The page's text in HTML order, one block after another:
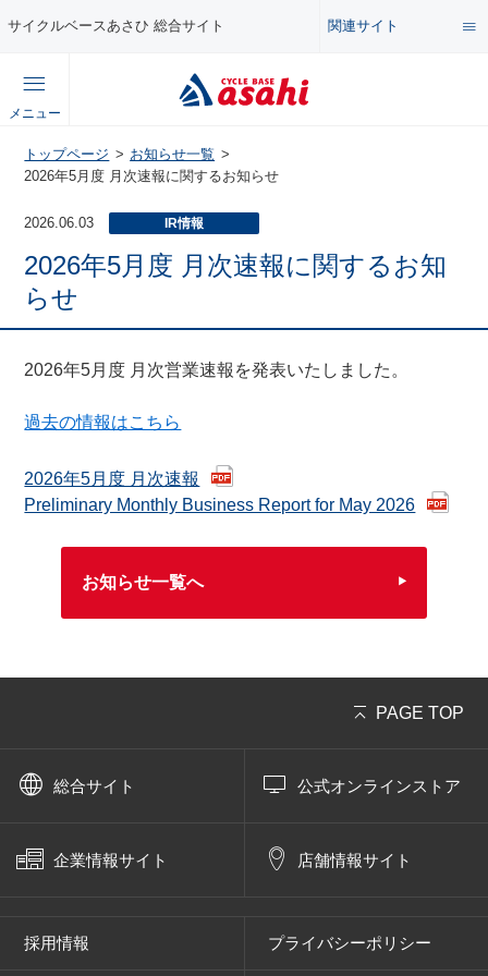
サイクルベースあさひ 総合サイト 関連サイト
総合サイト
公式オンラインストア
企業情報サイト
店舗情報サイト
メニュー
コンテンツ
特集・イベント
自転車・パーツの使い方・選び方
自転車の楽しみ方
ぶろぐ・で・あさひ
【提携店受取り】ネットで注文、お店で受取り
トップページ
お知らせ一覧
2026年5月度 月次速報に関するお知らせ
2026.06.03 IR情報
2026年5月度 月次速報に関するお知
らせ
2026年5月度 月次営業速報を発表いたしました。
過去の情報はこちら
2026年5月度 月次速報
Preliminary Monthly Business Report for May 2026
お知らせ一覧へ
PAGE TOP
総合サイト 公式オンラインストア
企業情報サイト 店舗情報サイト
採用情報 プライバシーポリシー